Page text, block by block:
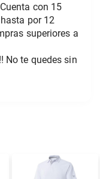
con 15
por 12
superiores a
No te quedes sin